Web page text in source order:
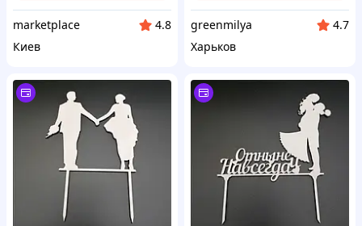
marketplace
4.8
Киев
greenmilya
4.7
Харьков